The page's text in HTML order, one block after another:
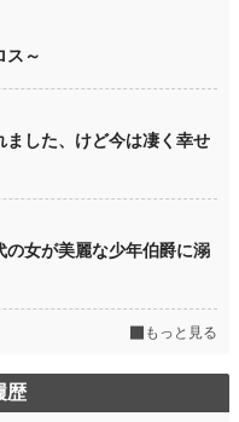
ス～
ました、けど今は凄く幸せ
女が美麗な少年伯爵に溺
もっと見る
歴